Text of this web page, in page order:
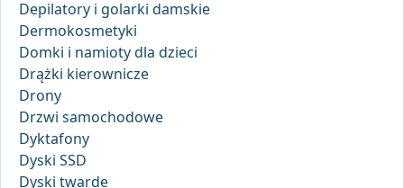
Depilatory i golarki damskie
Dermokosmetyki
Domki i namioty dla dzieci
Drążki kierownicze
Drony
Drzwi samochodowe
Dyktafony
Dyski SSD
Dyski twarde